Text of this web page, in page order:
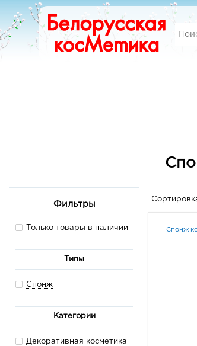
Фильтры
Только товары в наличии
Типы
Спонж
Категории
Декоративная косметика
Спонж